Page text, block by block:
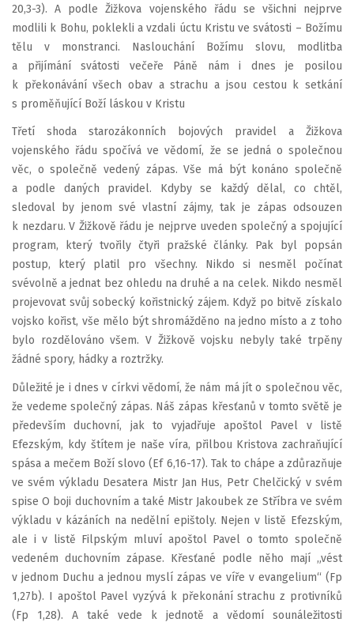
20,3-3). A podle Žižkova vojenského řádu se všichni nejprve
modlili k Bohu, poklekli a vzdali úctu Kristu ve svátosti – Božímu
tělu v monstranci. Naslouchání Božímu slovu, modlitba
a přijímání svátosti večeře Páně nám i dnes je posilou
k překonávání všech obav a strachu a jsou cestou k setkání
s proměňující Boží láskou v Kristu
Třetí shoda starozákonních bojových pravidel a Žižkova
vojenského řádu spočívá ve vědomí, že se jedná o společnou
věc, o společně vedený zápas. Vše má být konáno společně
a podle daných pravidel. Kdyby se každý dělal, co chtěl,
sledoval by jenom své vlastní zájmy, tak je zápas odsouzen
k nezdaru. V Žižkově řádu je nejprve uveden společný a spojující
program, který tvořily čtyři pražské články. Pak byl popsán
postup, který platil pro všechny. Nikdo si nesměl počínat
svévolně a jednat bez ohledu na druhé a na celek. Nikdo nesměl
projevovat svůj sobecký kořistnický zájem. Když po bitvě získalo
vojsko kořist, vše mělo být shromážděno na jedno místo a z toho
bylo rozdělováno všem. V Žižkově vojsku nebyly také trpěny
žádné spory, hádky a roztržky.
Důležité je i dnes v církvi vědomí, že nám má jít o společnou věc,
že vedeme společný zápas. Náš zápas křesťanů v tomto světě je
především duchovní, jak to vyjadřuje apoštol Pavel v listě
Efezským, kdy štítem je naše víra, přilbou Kristova zachraňující
spása a mečem Boží slovo (Ef 6,16-17). Tak to chápe a zdůrazňuje
ve svém výkladu Desatera Mistr Jan Hus, Petr Chelčický v svém
spise O boji duchovním a také Mistr Jakoubek ze Stříbra ve svém
výkladu v kázáních na nedělní epištoly. Nejen v listě Efezským,
ale i v listě Filpským mluví apoštol Pavel o tomto společně
vedeném duchovním zápase. Křesťané podle něho mají „vést
v jednom Duchu a jednou myslí zápas ve víře v evangelium“ (Fp
1,27b). I apoštol Pavel vyzývá k překonání strachu z protivníků
(Fp 1,28). A také vede k jednotě a vědomí sounáležitosti